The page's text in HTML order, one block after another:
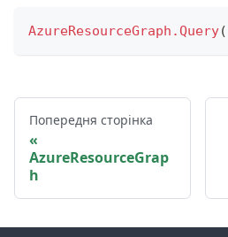
AzureResourceGraph.Query(
Попередня сторінка
AzureResourceGrap
h